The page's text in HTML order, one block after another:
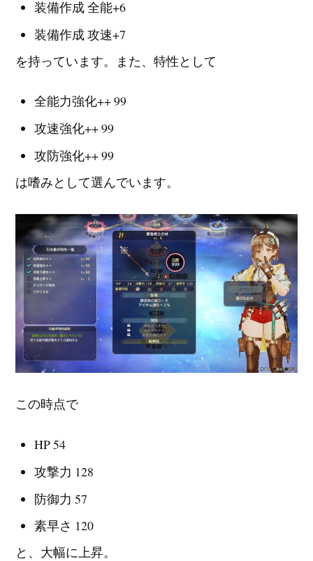
装備作成 全能+6
装備作成 攻速+7
を持っています。また、特性として
全能力強化++ 99
攻速強化++ 99
攻防強化++ 99
は嗜みとして選んでいます。
この時点で
HP 54
攻撃力 128
防御力 57
素早さ 120
と、大幅に上昇。